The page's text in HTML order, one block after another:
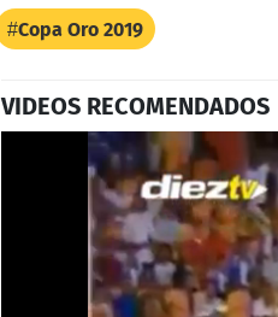
Copa Oro 2019
VIDEOS RECOMENDADOS